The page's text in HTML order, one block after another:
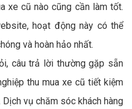
xe cũ nào cũng cần làm tốt.
hoạt động này có thể
và hoàn hảo nhất.
câu trả lời thường gặp sẵn
thu mua xe cũ tiết kiệm
vụ chăm sóc khách hàng